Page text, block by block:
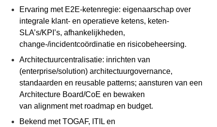
Ervaring met E2E-ketenregie: eigenaarschap over
integrale klant- en operatieve ketens, keten-
SLA’s/KPI’s, afhankelijkheden,
change-/incidentcoördinatie en risicobeheersing.
Architectuurcentralisatie: inrichten van
(enterprise/solution) architectuurgovernance,
standaarden en reusable patterns; aansturen van een
Architecture Board/CoE en bewaken
van alignmentmet roadmap en budget.
Bekend met TOGAF, ITIL en